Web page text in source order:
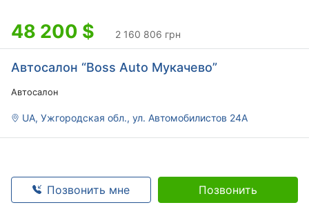
48 200 $ 2 160 806 грн
Автосалон “Boss Auto Мукачево”
Автосалон
UA, Ужгородская обл., ул. Автомобилистов 24А
Позвонить мне Позвонить